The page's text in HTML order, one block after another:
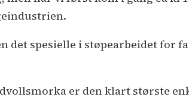
spesielle i støpearbeidet for
er den klart største